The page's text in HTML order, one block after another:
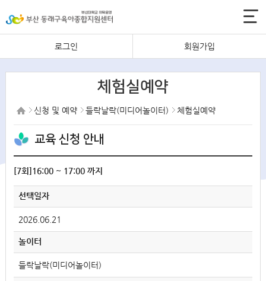
로그인 회원가입
체험실예약
신청 및 예약 들락날락(미디어놀이터) 체험실예약
교육 신청 안내
[7회]16:00 ~ 17:00 까지
선택일자
2026.06.21
놀이터
들락날락(미디어놀이터)